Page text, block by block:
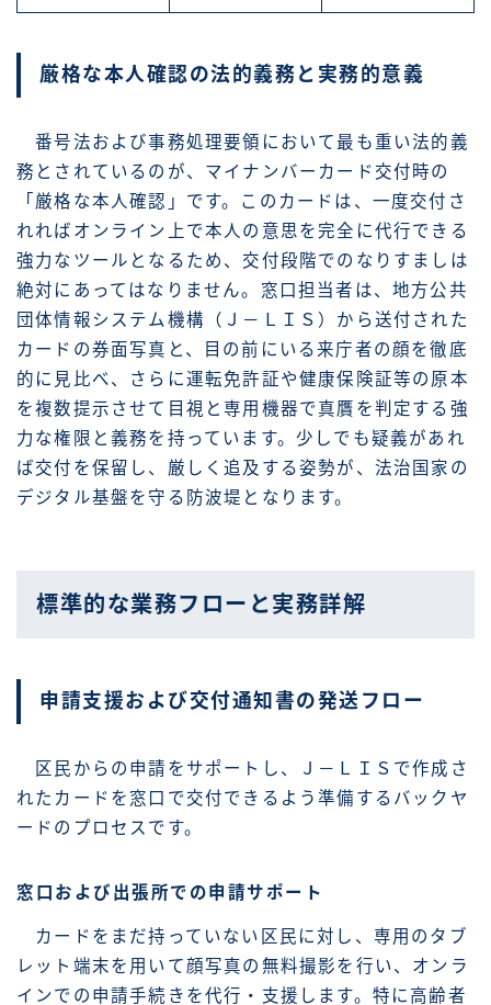
厳格な本人確認の法的義務と実務的意義
番号法および事務処理要領において最も重い法的義
務とされているのが、マイナンバーカード交付時の
「厳格な本人確認」です。このカードは、一度交付さ
れればオンライン上で本人の意思を完全に代行できる
強力なツールとなるため、交付段階でのなりすましは
絶対にあってはなりません。窓口担当者は、地方公共
団体情報システム機構（Ｊ－ＬＩＳ）から送付された
カードの券面写真と、目の前にいる来庁者の顔を徹底
的に見比べ、さらに運転免許証や健康保険証等の原本
を複数提示させて目視と専用機器で真贋を判定する強
力な権限と義務を持っています。少しでも疑義があれ
ば交付を保留し、厳しく追及する姿勢が、法治国家の
デジタル基盤を守る防波堤となります。
標準的な業務フローと実務詳解
申請支援および交付通知書の発送フロー
区民からの申請をサポートし、Ｊ－ＬＩＳで作成さ
れたカードを窓口で交付できるよう準備するバックヤ
ードのプロセスです。
窓口および出張所での申請サポート
カードをまだ持っていない区民に対し、専用のタブ
レット端末を用いて顔写真の無料撮影を行い、オンラ
インでの申請手続きを代行・支援します。特に高齢者